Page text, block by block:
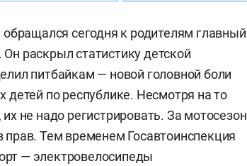
сегодня к родителям главный
раскрыл статистику детской
питбайкам — новой головной боли
детей по республике. Несмотря на то
не надо регистрировать. За мотосезон
Тем временем Госавтоинспекция
— электровелосипеды